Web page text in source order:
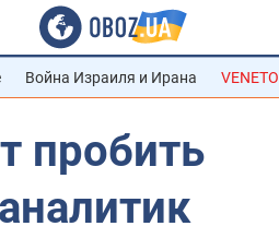
Война Израиля и Ирана VENETO
пробить